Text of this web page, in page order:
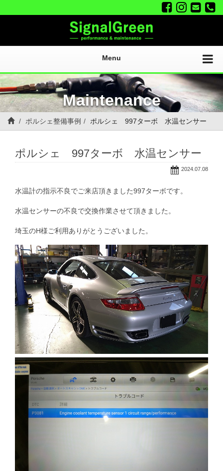
Menu
Maintenance
ポルシェ整備事例 ポルシェ 997ターボ 水温センサー
ポルシェ 997ターボ 水温センサー
2024.07.08
水温計の指示不良でご来店頂きました997ターボです。
水温センサーの不良で交換作業させて頂きました。
埼玉のH様ご利用ありがとうございました。